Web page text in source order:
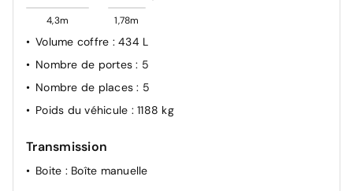
4,3m 1,78m
Volume coffre : 434 L
Nombre de portes: 5
Nombre de places: 5
Poids du véhicule : 1188 kg
Transmission
Boite : Boîte manuelle